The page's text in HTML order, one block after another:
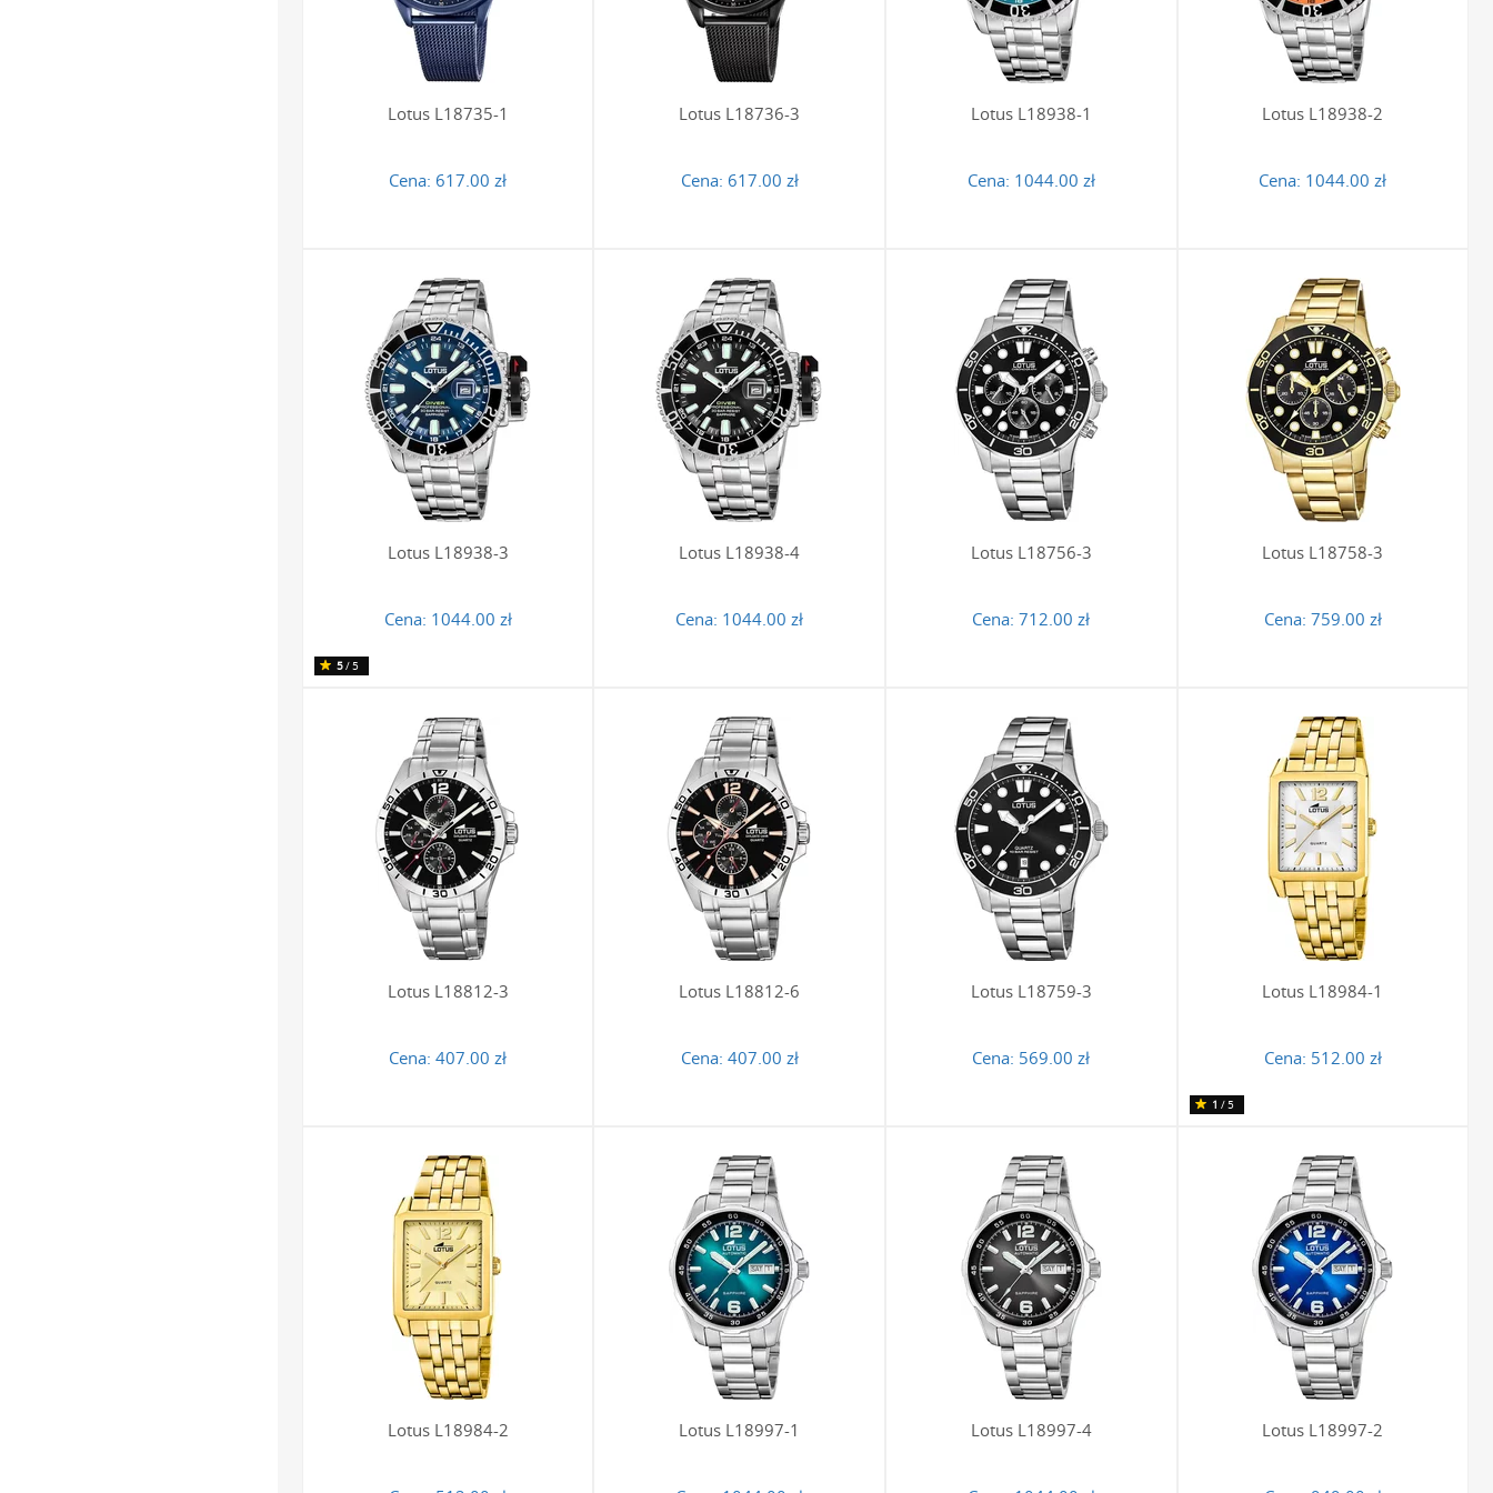
zaletą przy codziennym, aktywnym użytkowaniu, oferując optymalną ochronę tarczy przed zarysowaniami.
Czy bransoletę w zegarku Lotus można samodzielnie skrócić?
Tak, większość bransolet w zegarkach Lotus, zwłaszcza tych zbudowanych z klasycznych ogniw, posiada możliwość regulacji długości poprzez usunięcie
profesjonalnego zegarmistrza. Gwarantuje to precyzyjne dopasowanie bransolety do nadgarstka bez ryzyka uszkodzenia jej struktury czy zarysowania
Klasa wodoszczelności na poziomie 10 ATM (lub 10 bar / 100 metrów) oznacza, że zegarek jest odporny na działanie wody pod wyższym ciśnieniem. Z
takim czasomierzem można bezpiecznie brać prysznic, kąpać się w wannie, a także pływać i uprawiać sporty wodne na powierzchni. Zapewnia to dużą
swobodę użytkowania i czyni zegarek wszechstronnym partnerem podczas różnych aktywności, zarówno na lądzie, jak i w wodzie.
Lotus L18735-1
Cena: 617.00 zł
Lotus L18736-3
Cena: 617.00 zł
Lotus L18938-1
Cena: 1044.00 zł
Lotus L18938-2
Cena: 1044.00 zł
Lotus L18938-3
Cena: 1044.00 zł
5/5
Lotus L18938-4
Cena: 1044.00 zł
Lotus L18756-3
Cena: 712.00 zł
Lotus L18758-3
Cena: 759.00 zł
Lotus L18812-3
Cena: 407.00 zł
Lotus L18812-6
Cena: 407.00 zł
Lotus L18759-3
Cena: 569.00 zł
Lotus L18984-1
Cena: 512.00 zł
1 /5
Lotus L18984-2 Lotus L18997-1 Lotus L18997-4 Lotus L18997-2